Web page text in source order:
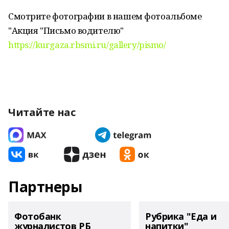
Смотрите фотографии в нашем фотоальбоме
"Акция "Письмо водителю"
https://kurgaza.rbsmi.ru/gallery/pismo/
Читайте нас
Партнеры
Фотобанк
журналистов РБ
Рубрика "Еда и
напитки"